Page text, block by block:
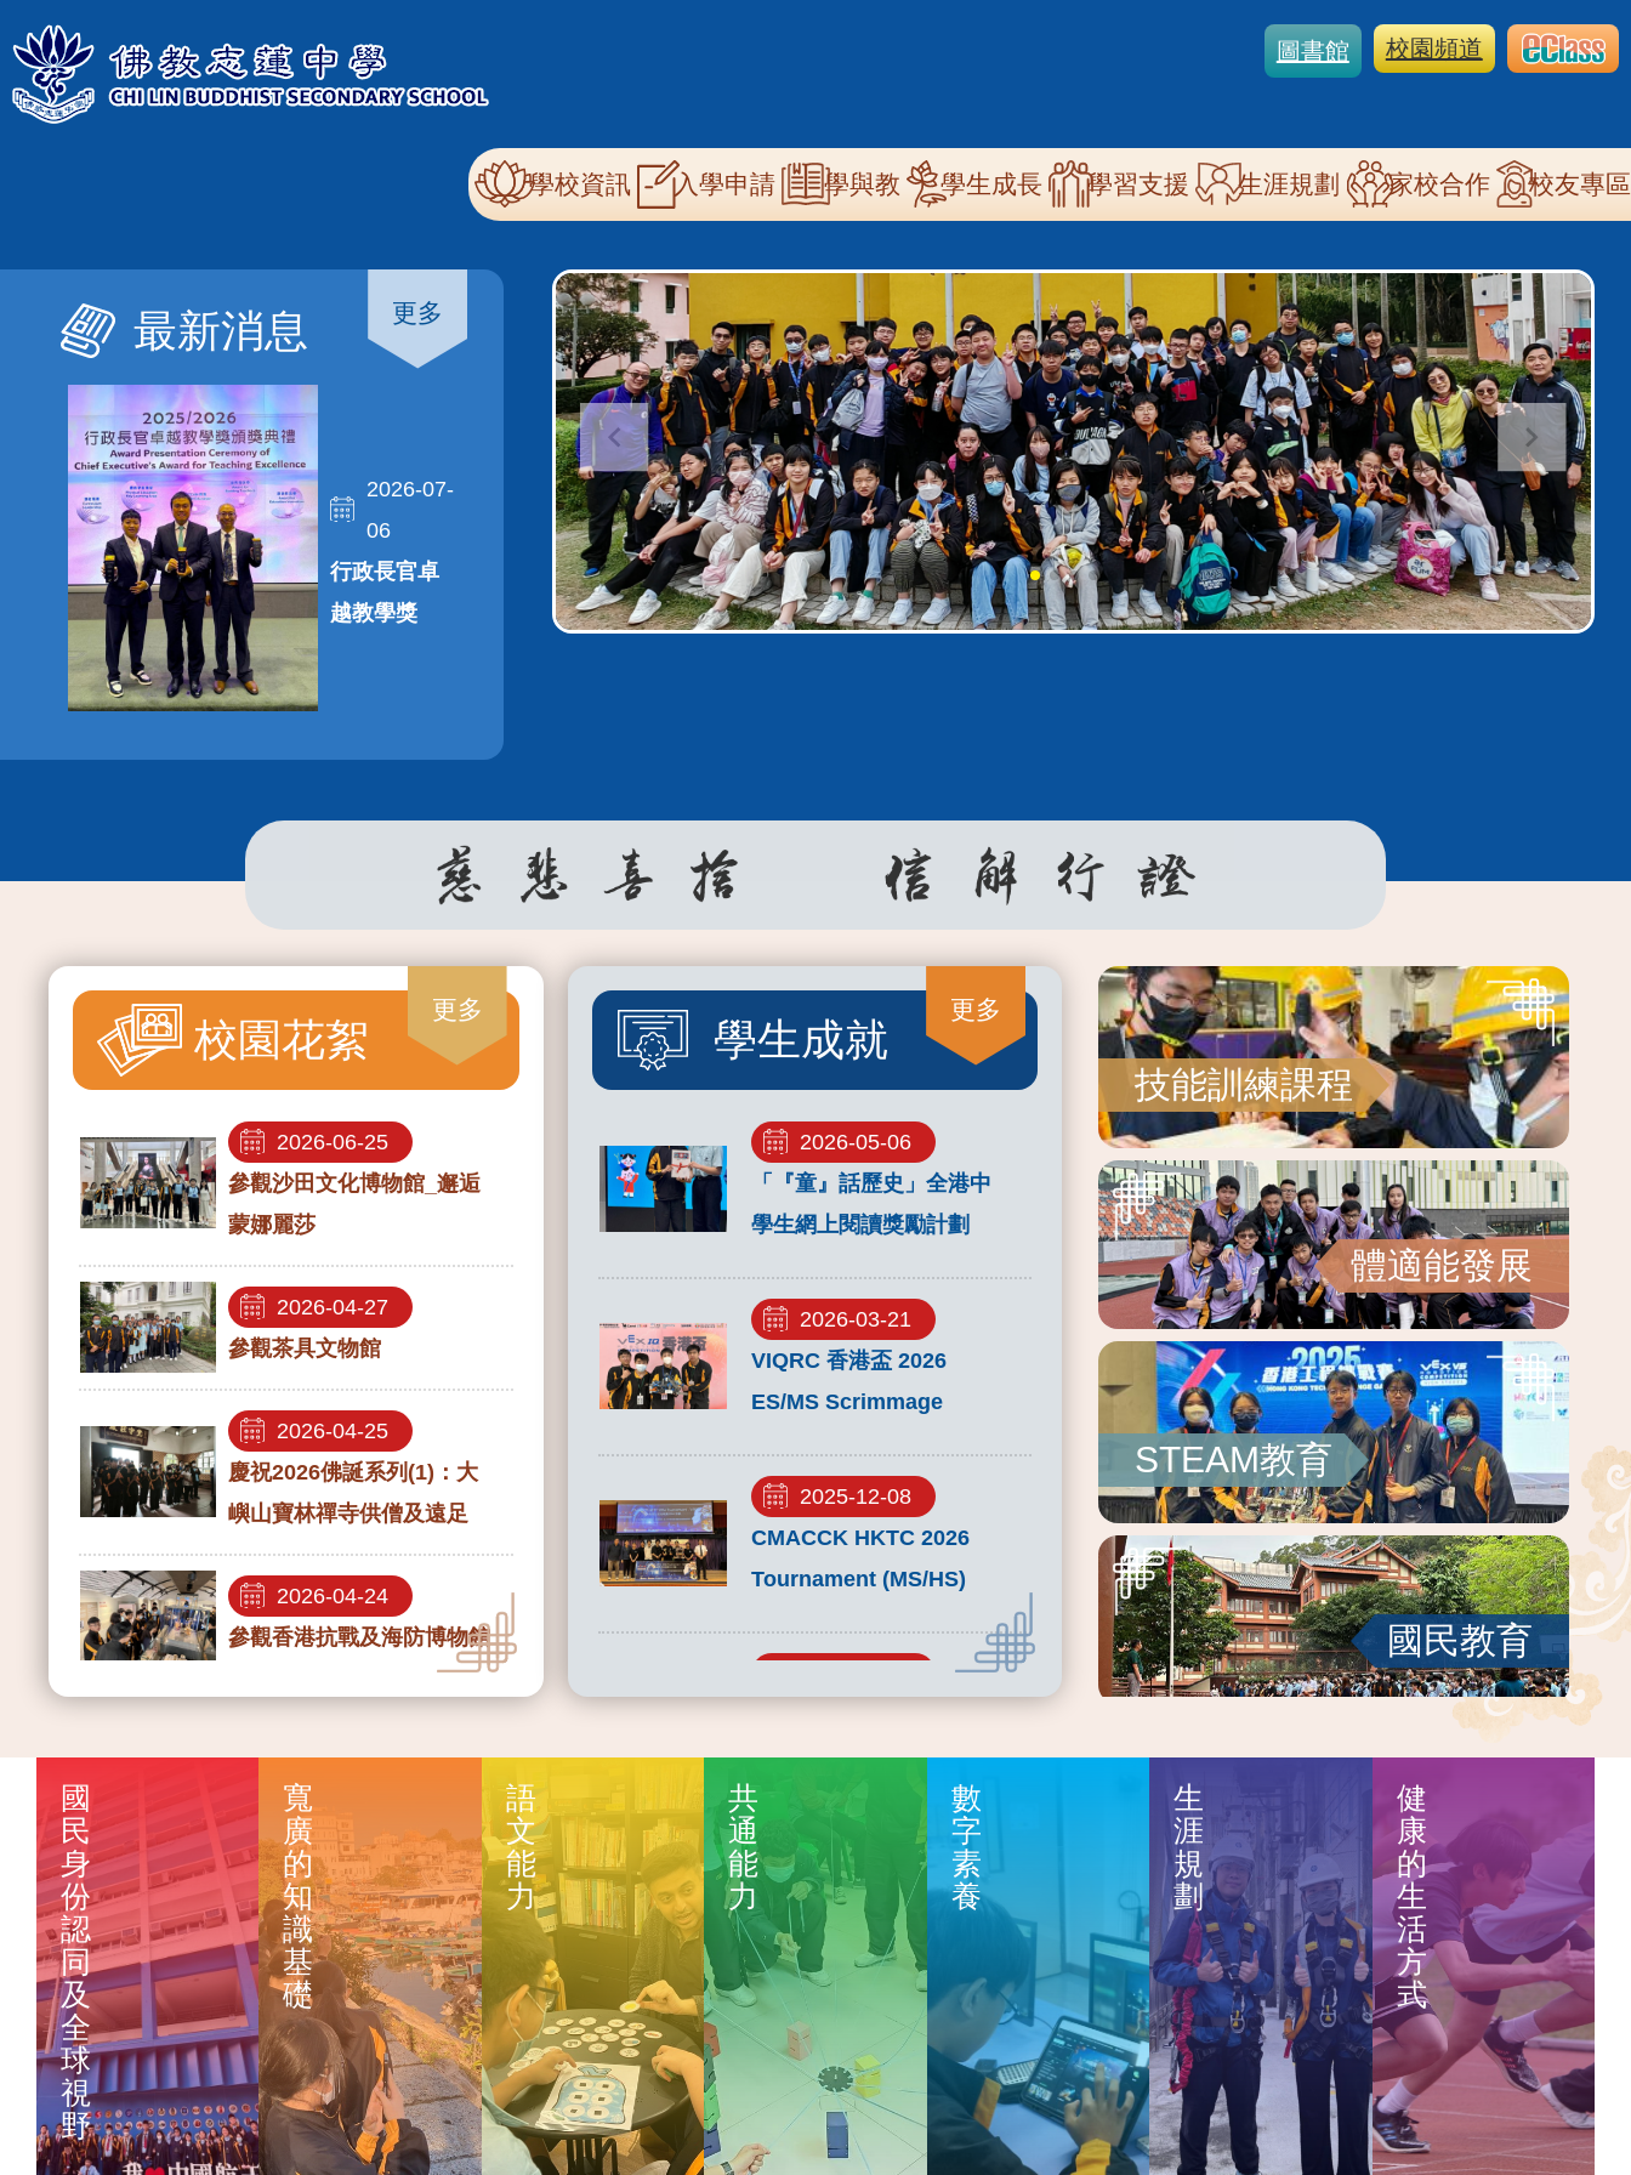
移至主內容
圖書館 校園頻道
Main
navigation
學校資訊 入學申請 學與教 學生成長 學習支援 生涯規劃 家校合作 校友專區
最新消息 更多
2026-07-
06
行政長官卓
越教學獎
歷史」全港
中學生網上
閱讀獎勵計
劃
2026-03-
21
盃 2026
ES/MS
Scrimmage
2025-12-
08
HKTC 2026
Tournament
2025-11-
香港少年工
程挑戰賽
VEX IQ 離島
盃​ ES/MS
2025-11-
08
KrossLink
更多
校園花絮
2026-06-25
參觀沙田文化博物館_邂逅
蒙娜麗莎
2026-04-27
參觀茶具文物館
2026-04-25
慶祝2026佛誕系列(1)：大
嶼山寶林禪寺供僧及遠足
2026-04-24
參觀香港抗戰及海防博物館
社區安全體驗館
2026-04-23
2025-26素食達人烹飪比賽
2026-04-15
資訊素養攤位遊戲
2026-03-29
2026白玉蘭滬港澳兒童共融
學生成就
更多
2026-05-06
「『童』話歷史」全港中
學生網上閱讀獎勵計劃
2026-03-21
VIQRC 香港盃 2026
ES/MS Scrimmage
2025-12-08
CMACCK HKTC 2026
Tournament (MS/HS)​
IQ 離島盃​ ES/MS
2025-11-08
KrossLink Hong Kong
V5 Warm-up Match
技能訓練課程
體適能發展
STEAM教育
國民教育
遊學團
國
民
身
份
認
同
及
全
球
視
野
寬
廣
的
知
識
基
礎
語
文
能
力
共
通
能
力
數
字
素
養
生
涯
規
劃
健
康
的
生
活
方
式